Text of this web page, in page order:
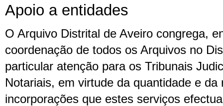
Apoio a entidades
O Arquivo Distrital de Aveiro congrega,
coordenação de todos os Arquivos no
particular atenção para os Tribunais
Notariais, em virtude da quantidade e da
incorporações que estes serviços